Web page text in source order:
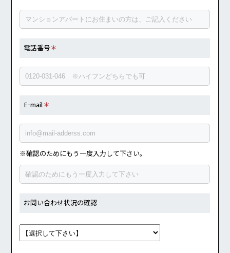
電話番号 ＊
E-mail ＊
※確認のためにもう一度入力して下さい。
お問い合わせ状況の確認